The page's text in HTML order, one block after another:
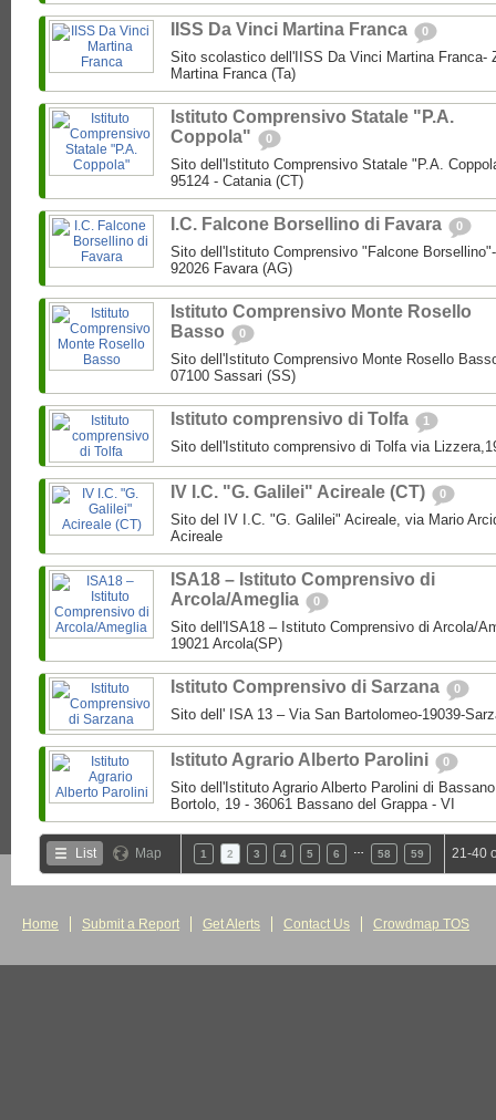
IISS Da Vinci Martina Franca 0
Sito scolastico dell'IISS Da Vinci Martina Franca-
Martina Franca (Ta)
Istituto Comprensivo Statale "P.A.
Coppola"
0
Sito dell'Istituto Comprensivo Statale "P.A.
95124 - Catania (CT)
I.C. Falcone Borsellino di Favara 0
Sito dell'Istituto Comprensivo "Falcone
92026 Favara (AG)
Istituto Comprensivo Monte Rosello
Basso
0
Sito dell'Istituto Comprensivo Monte Rosello
07100 Sassari (SS)
Istituto comprensivo di Tolfa 1
Sito dell'Istituto comprensivo di Tolfa via
IV I.C. "G. Galilei" Acireale (CT) 0
Sito del IV I.C. "G. Galilei" Acireale, via Mario
Acireale
ISA18 – Istituto Comprensivo di
Arcola/Ameglia
0
Sito dell'ISA18 – Istituto Comprensivo di Arcola/
19021 Arcola(SP)
Istituto Comprensivo di Sarzana 0
Sito dell' ISA 13 – Via San Bartolomeo-19039-
Istituto Agrario Alberto Parolini 0
Sito dell'Istituto Agrario Alberto Parolini di
Bortolo, 19 - 36061 Bassano del Grappa - VI
List Map 1 2 3 4 5 6 58 59 21-40
Home Submit a Report Get Alerts Contact Us Crowdmap TOS